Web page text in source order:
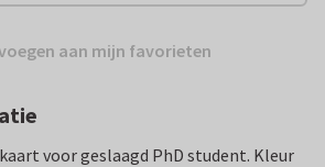
aan mijn favorieten
voor geslaagd PhD student. Kleur